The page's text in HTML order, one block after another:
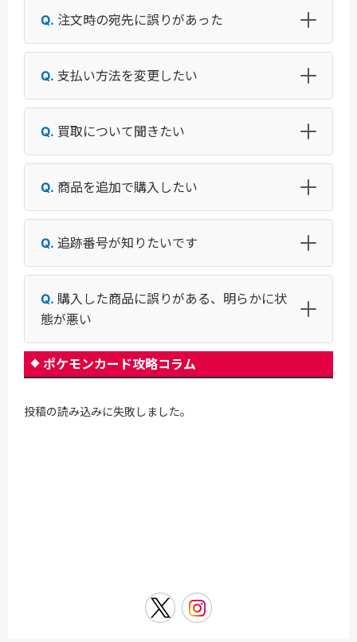
注文時の宛先に誤りがあった
支払い方法を変更したい
買取について聞きたい
商品を追加で購入したい
追跡番号が知りたいです
購入した商品に誤りがある、明らかに状
態が悪い
ポケモンカード攻略コラム
投稿の読み込みに失敗しました。